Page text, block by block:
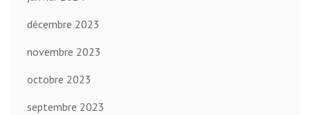
décembre 2023
novembre 2023
octobre 2023
septembre 2023